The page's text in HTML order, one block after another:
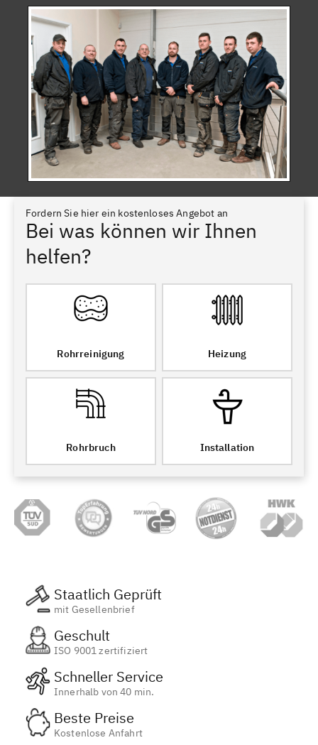
Fordern Sie hier ein kostenloses Angebot an
Bei was können wir Ihnen
helfen?
Rohrreinigung Heizung
Rohrbruch Installation
Staatlich Geprüft
mit Gesellenbrief
Geschult
ISO 9001 zertifiziert
Schneller Service
Innerhalb von 40 min.
Beste Preise
Kostenlose Anfahrt